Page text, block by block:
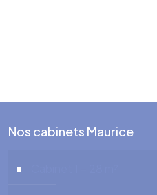
Nos cabinets Maurice